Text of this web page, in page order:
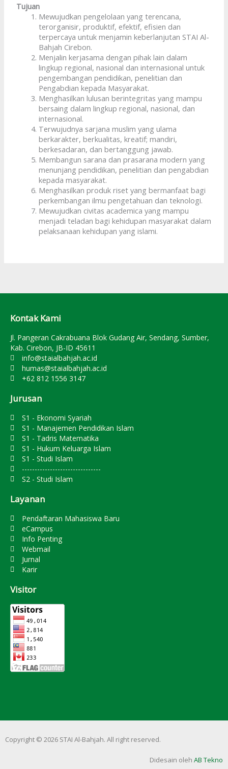
Tujuan
Mewujudkan pengelolaan yang terencana,
terorganisir, produktif, efektif, efisien dan
terpercaya untuk menjamin keberlanjutan STAI Al-
Bahjah Cirebon.
Menjalin kerjasama dengan pihak lain dalam
lingkup regional, nasional dan internasional untuk
pengembangan pendidikan, penelitian dan
Pengabdian kepada Masyarakat.
Menghasilkan lulusan berintegritas yang mampu
bersaing dalam lingkup regional, nasional, dan
internasional.
Terwujudnya sarjana muslim yang ulama
berkarakter, berkualitas, kreatif; mandiri,
berkesadaran, dan bertanggung jawab.
Membangun sarana dan prasarana modern yang
menunjang pendidikan, penelitian dan pengabdian
kepada masyarakat.
Menghasilkan produk riset yang bermanfaat bagi
perkembangan ilmu pengetahuan dan teknologi.
Mewujudkan civitas academica yang mampu
menjadi teladan bagi kehidupan masyarakat dalam
pelaksanaan kehidupan yang islami.
Kontak Kami
Jl. Pangeran Cakrabuana Blok Gudang Air, Sendang, Sumber,
Kab. Cirebon, JB-ID 45611
info@staialbahjah.ac.id
humas@staialbahjah.ac.id
+62 812 1556 3147
Jurusan
S1 - Ekonomi Syariah
S1 - Manajemen Pendidikan Islam
S1 - Tadris Matematika
S1 - Hukum Keluarga Islam
S1 - Studi Islam
-------------------------------
S2 - Studi Islam
Layanan
Pendaftaran Mahasiswa Baru
eCampus
Info Penting
Webmail
Jurnal
Karir
Visitor
Copyright © 2026 STAI Al-Bahjah. All right reserved.
Didesain oleh AB Tekno